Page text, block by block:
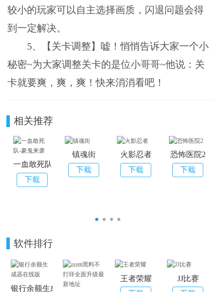
较小的玩家可以自主选择画质，闪退问题会得
到一定解决。
5、【关卡调整】嘘！悄悄告诉大家一个小
秘密~为大家调整关卡的是位小哥哥~他说：关
卡就要爽，爽，爽！快来消消看吧！
相关推荐
一血敢死队-豪鬼来袭
镇魂街 火影忍者 恐怖医院2
软件排行
银行余额生成器在线版
王者荣耀 JJ比赛